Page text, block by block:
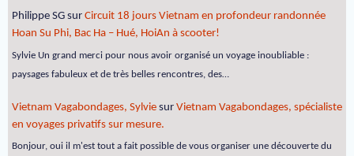
Philippe SG sur Circuit 18 jours Vietnam en profondeur randonnée
Hoan Su Phi, Bac Ha – Hué, HoiAn à scooter!
Sylvie Un grand merci pour nous avoir organisé un voyage inoubliable :
paysages fabuleux et de très belles rencontres, des…
Vietnam Vagabondages, Sylvie sur Vietnam Vagabondages, spécialiste
en voyages privatifs sur mesure.
Bonjour, oui il m'est tout a fait possible de vous organiser une découverte du